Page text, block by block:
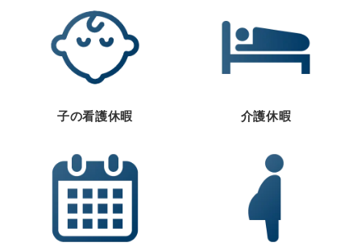
子の看護休暇 介護休暇